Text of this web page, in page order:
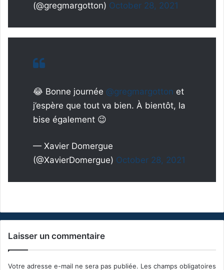
(@gregmargotton) October 28, 2021
😂 Bonne journée @gregmargotton et
j’espère que tout va bien. À bientôt, la
bise également 😉
— Xavier Domergue
(@XavierDomergue) October 28, 2021
Laisser un commentaire
Votre adresse e-mail ne sera pas publiée. Les champs obligatoires